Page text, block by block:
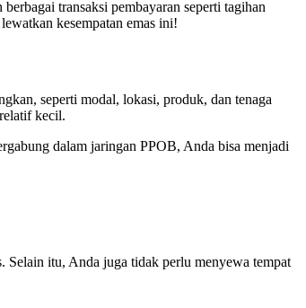
transaksi pembayaran seperti tagihan
kesempatan emas ini!
seperti modal, lokasi, produk, dan tenaga
kecil.
dalam jaringan PPOB, Anda bisa menjadi
Selain itu, Anda juga tidak perlu menyewa tempat